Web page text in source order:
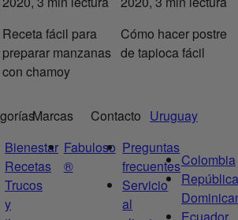
Receta fácil para
preparar manzanas
con chamoy
Cómo hacer postre
de tapioca fácil
Bienestar
Recetas
Trucos
y
Marcas
Fabuloso
®
Contacto
Preguntas
frecuentes
Servicio
al
Uruguay
Colombia
República
Ecuador